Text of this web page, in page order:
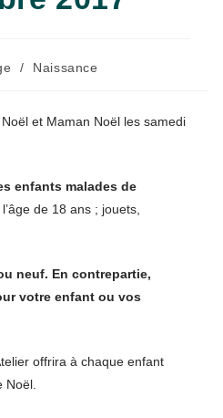
/ Naissance
et Maman Noël les samedi
enfants malades de
de 18 ans ; jouets,
neuf. En contrepartie,
votre enfant ou vos
offrira à chaque enfant
Noël.